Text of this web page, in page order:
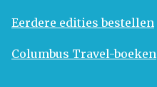
Eerdere edities bestellen
Columbus Travel-boeken